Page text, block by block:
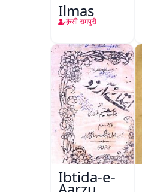
Ilmas
क़ैसी रामपुरी
Ibtida-e-